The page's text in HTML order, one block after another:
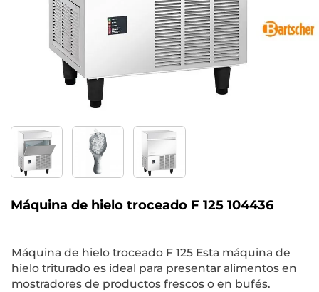
Máquina de hielo troceado F 125 104436
Máquina de hielo troceado F 125 Esta máquina de
hielo triturado es ideal para presentar alimentos en
mostradores de productos frescos o en bufés.